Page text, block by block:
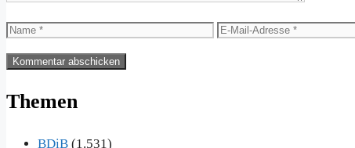
Name
E-
Themen
BDiB (1.531)